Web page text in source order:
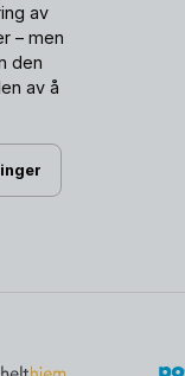
av
– men
den
av å